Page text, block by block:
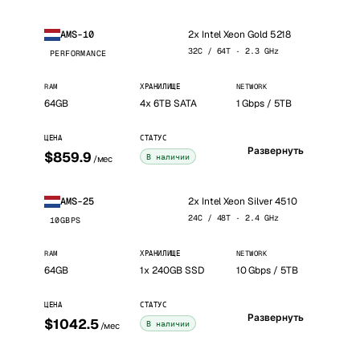
AMS-10
PERFORMANCE
2x Intel Xeon Gold 5218
32C / 64T · 2.3 GHz
RAM
64GB
ХРАНИЛИЩЕ
4x 6TB SATA
NETWORK
1 Gbps / 5TB
ЦЕНА
$859.9 /мес
СТАТУС
В наличии Развернуть
AMS-25
10GBPS
2x Intel Xeon Silver 4510
24C / 48T · 2.4 GHz
RAM
64GB
ХРАНИЛИЩЕ
1x 240GB SSD
NETWORK
10 Gbps / 5TB
ЦЕНА
$1042.5 /мес
СТАТУС
В наличии Развернуть